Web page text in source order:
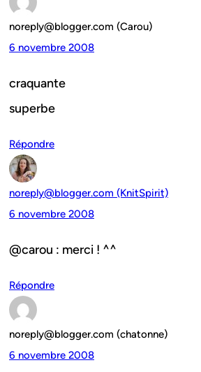
noreply@blogger.com (Carou)
6 novembre 2008
craquante
superbe
Répondre
noreply@blogger.com (KnitSpirit)
6 novembre 2008
@carou : merci ! ^^
Répondre
noreply@blogger.com (chatonne)
6 novembre 2008